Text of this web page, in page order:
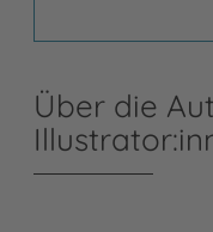
Über die